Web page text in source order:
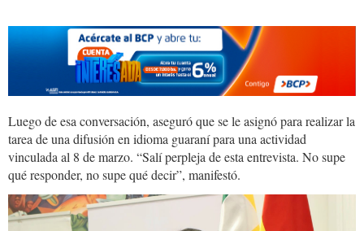
Luego de esa conversación, aseguró que se le asignó para realizar la
tarea de una difusión en idioma guaraní para una actividad
vinculada al 8 de marzo. “Salí perpleja de esta entrevista. No supe
qué responder, no supe qué decir”, manifestó.